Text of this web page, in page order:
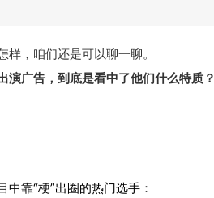
，咱们还是可以聊一聊。
演广告，到底是看中了他们什么特质？
靠“梗”出圈的热门选手：